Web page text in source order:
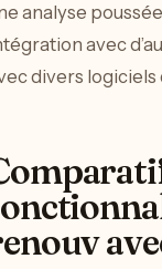
analyse
avec
divers logiciels